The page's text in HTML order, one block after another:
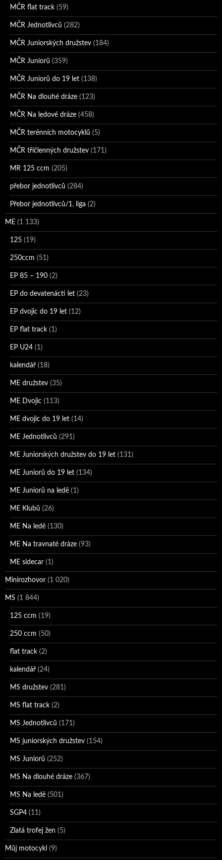
MČR flat track (59)
MČR Jednotlivců (282)
MČR Juniorských družstev (184)
MČR Juniorů (359)
MČR Juniorů do 19 let (138)
MČR Na dlouhé dráze (123)
MČR Na ledové dráze (458)
MČR terénních motocyklů (5)
MČR tříčlenných družstev (171)
MR 125 ccm (205)
přebor jednotlivců (284)
Přebor jednotlivců/1. liga (2)
ME (1 133)
125 (19)
250ccm (51)
EP 85 – 190 (2)
EP do devatenácti let (23)
EP dvojic do 19 let (12)
EP flat track (1)
EP U24 (1)
kalendář (18)
ME družstev (35)
ME Dvojic (113)
ME dvojic do 19 let (14)
ME Jednotlivců (291)
ME Juniorských družstev do 19 let (131)
ME Juniorů do 19 let (134)
ME Juniorů na ledě (1)
ME Klubů (26)
ME Na ledě (130)
ME Na travnaté dráze (93)
ME sidecar (1)
Minirozhovor (1 020)
MS (1 844)
125 ccm (19)
250 ccm (50)
flat track (2)
kalendář (24)
MS družstev (281)
MS flat track (2)
MS Jednotlivců (171)
MS juniorských družstev (154)
MS Juniorů (252)
MS Na dlouhé dráze (367)
MS Na ledě (501)
SGP4 (11)
Zlatá trofej žen (5)
Můj motocykl (9)